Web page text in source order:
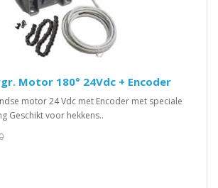
Motor 180° 24Vdc + Encoder
motor 24 Vdc met Encoder met speciale
Geschikt voor hekkens..